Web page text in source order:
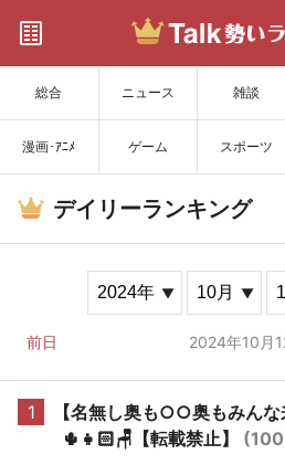
総合 ニュース 雑談
漫画･ｱﾆﾒ ゲーム スポーツ
サイトを
デイリーランキング
前日 2024年10月
1
【名無し奥も○○奥もみん
🌵👧🏻🪑【転載禁止】